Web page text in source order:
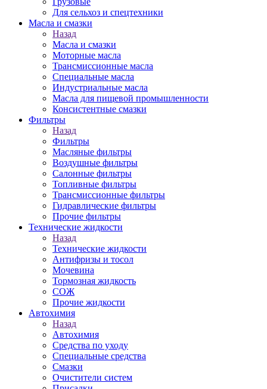
Для сельхоз и спецтехники
Масла и смазки
Назад
Масла и смазки
Моторные масла
Трансмиссионные масла
Специальные масла
Индустриальные масла
Масла для пищевой промышленности
Консистентные смазки
Фильтры
Назад
Фильтры
Масляные фильтры
Воздушные фильтры
Салонные фильтры
Топливные фильтры
Трансмиссионные фильтры
Гидравлические фильтры
Прочие фильтры
Технические жидкости
Назад
Технические жидкости
Антифризы и тосол
Мочевина
Тормозная жидкость
СОЖ
Прочие жидкости
Автохимия
Назад
Автохимия
Средства по уходу
Специальные средства
Смазки
Очистители систем